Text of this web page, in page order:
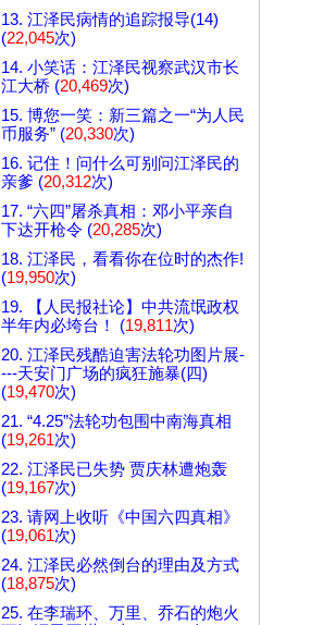
13. 江泽民病情的追踪报导(14)
(22,045次)
14. 小笑话：江泽民视察武汉市长
江大桥 (20,469次)
15. 博您一笑：新三篇之一“为人民
币服务” (20,330次)
16. 记住！问什么可别问江泽民的
亲爹 (20,312次)
17. “六四”屠杀真相：邓小平亲自
下达开枪令 (20,285次)
18. 江泽民，看看你在位时的杰作!
(19,950次)
19. 【人民报社论】中共流氓政权
半年内必垮台！ (19,811次)
20. 江泽民残酷迫害法轮功图片展-
---天安门广场的疯狂施暴(四)
(19,470次)
21. “4.25”法轮功包围中南海真相
(19,261次)
22. 江泽民已失势 贾庆林遭炮轰
(19,167次)
23. 请网上收听《中国六四真相》
(19,061次)
24. 江泽民必然倒台的理由及方式
(18,875次)
25. 在李瑞环、万里、乔石的炮火